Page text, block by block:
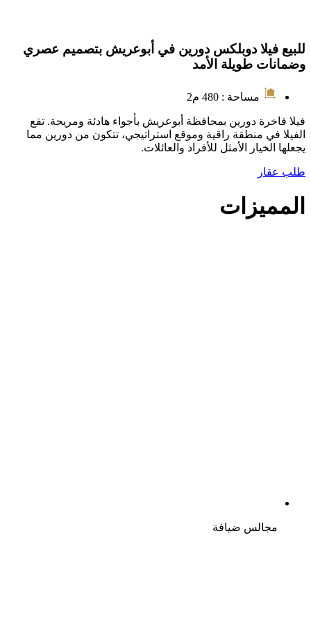
للبيع فيلا دوبلكس دورين في أبوعريش بتصميم عصري
وضمانات طويلة الأمد
مساحة : 480 م2
فيلا فاخرة دورين بمحافظة أبوعريش بأجواء هادئة ومريحة. تقع
الفيلا في منطقة راقية وموقع استراتيجي، تتكون من دورين مما
يجعلها الخيار الأمثل للأفراد والعائلات.
طلب عقار
المميزات
مجالس ضيافة